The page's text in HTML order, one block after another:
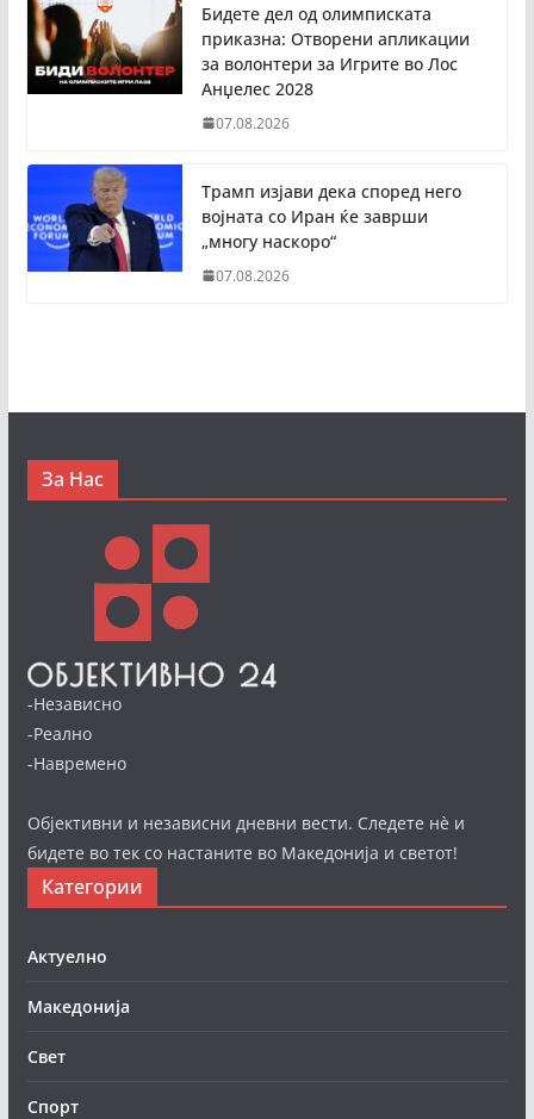
Бидете дел од олимписката
приказна: Отворени апликации
за волонтери за Игрите во Лос
Анџелес 2028
07.08.2026
Трамп изјави дека според него
војната со Иран ќе заврши
„многу наскоро“
07.08.2026
За Нас
-Независно
-Реално
-Навремено
Објективни и независни дневни вести. Следете нè и
бидете во тек со настаните во Македонија и светот!
Категории
Актуелно
Македонија
Свет
Спорт